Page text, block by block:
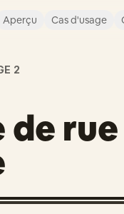
Aperçu Cas d'usage
2